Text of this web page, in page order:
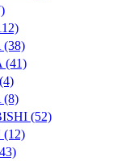
(38)
(41)
(4)
(8)
(52)
(12)